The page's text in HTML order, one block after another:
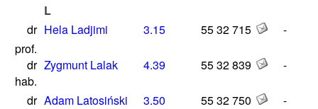
L
dr Hela Ladjimi 3.15 55 32 715
-
prof.
dr
hab.
Zygmunt Lalak 4.39 55 32 839 -
dr Adam Latosiński 3.50 55 32 750
-